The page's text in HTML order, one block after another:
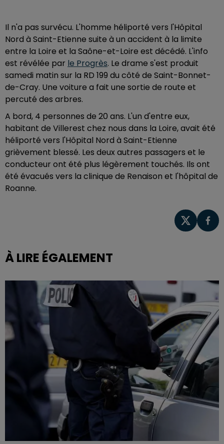
Il n'a pas survécu. L'homme héliporté vers l'Hôpital
Nord à Saint-Etienne suite à un accident à la limite
entre la Loire et la Saône-et-Loire est décédé. L'info
est révélée par le Progrès. Le drame s'est produit
samedi matin sur la RD 199 du côté de Saint-Bonnet-
de-Cray. Une voiture a fait une sortie de route et
percuté des arbres.
A bord, 4 personnes de 20 ans. L'un d'entre eux,
habitant de Villerest chez nous dans la Loire, avait été
héliporté vers l'Hôpital Nord à Saint-Etienne
grièvement blessé. Les deux autres passagers et le
conducteur ont été plus légèrement touchés. Ils ont
été évacués vers la clinique de Renaison et l'hôpital de
Roanne.
À LIRE ÉGALEMENT